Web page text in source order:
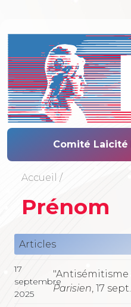
Comité Laicité
Accueil /
Prénom
Articles
17
septembre
2025
"Antisémitisme
Parisien, 17